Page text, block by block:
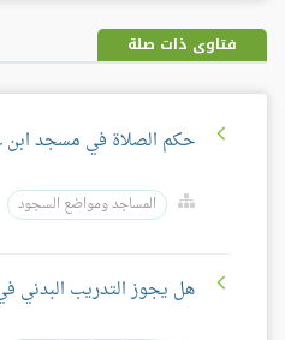
فتاوى ذات صلة
حكم الصلاة في مسجد ابن
المساجد ومواضع السجود
هل يجوز التدريب البدني